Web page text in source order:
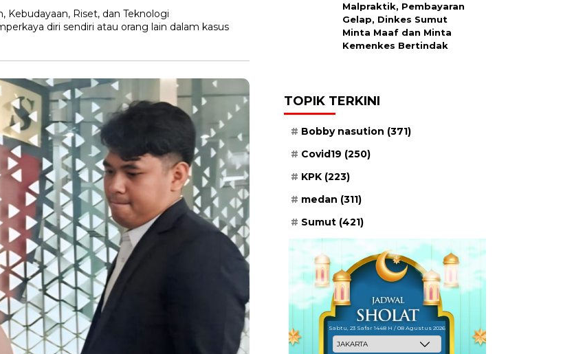
Riset, dan Teknologi
diri sendiri atau orang lain dalam kasus
Malpraktik, Pembayaran
Gelap, Dinkes Sumut
Minta Maaf dan Minta
Kemenkes Bertindak
TOPIK TERKINI
Bobby nasution (371)
Covid19 (250)
KPK (223)
medan (311)
Sumut (421)
Sabtu, 23 Safar 1448 H / 08 Agustus 2026